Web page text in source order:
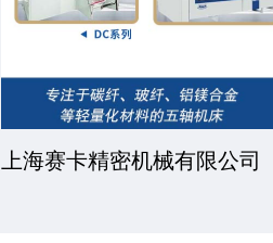
上海赛卡精密机械有限公司